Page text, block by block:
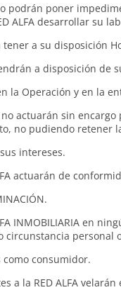
podrán poner
ALFA desarrollar su
a su disposición
a disposición de
la Operación y en la
no actuarán sin
no pudiendo retener
intereses.
actuarán de
INMOBILIARIA en
personal
consumidor.
a la RED ALFA